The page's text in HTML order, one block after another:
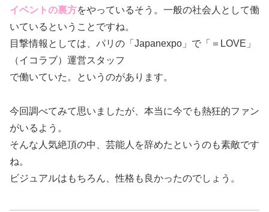
イベントの裏方をやっているそう。一般の社会人として働
いているということですね。
目撃情報としては、パリの「Japanexpo」で「＝LOVE」
（イコラブ）運営スタッフ
で働いていた。というのがあります。
今回調べてみて思いましたが、本当に今でも熱狂的ファン
がいるよう。
そんな人気絶頂の中、芸能人を辞めたというのも素敵です
ね。
ビジュアルはもちろん、性格も良かったのでしょう。